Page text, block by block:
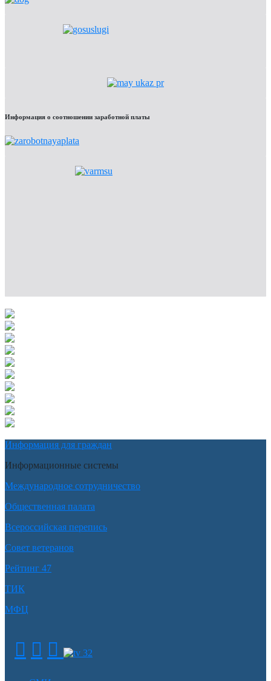
Информация о соотношении заработной платы
Информация для граждан
Информационные системы
Международное сотрудничество
Общественная палата
Всероссийская перепись
Совет ветеранов
Рейтинг 47
ТИК
МФЦ